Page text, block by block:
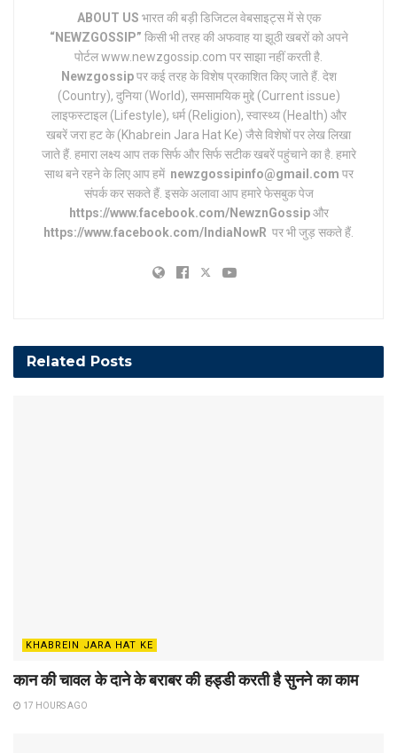
ABOUT US भारत की बड़ी डिजिटल वेबसाइट्स में से एक
“NEWZGOSSIP” किसी भी तरह की अफवाह या झूठी खबरों को अपने
पोर्टल www.newzgossip.com पर साझा नहीं करती है.
Newzgossipपर कई तरह के विशेष प्रकाशित किए जाते हैं. देश
(Country), दुनिया (World), समसामयिक मुद्दे (Current issue)
लाइफस्टाइल (Lifestyle), धर्म (Religion), स्वास्थ्य (Health) और
खबरें जरा हट के (Khabrein Jara Hat Ke) जैसे विशेषों पर लेख लिखा
जाते हैं. हमारा लक्ष्य आप तक सिर्फ और सिर्फ सटीक खबरें पहुंचाने का है. हमारे
साथ बने रहने के लिए आप हमें newzgossipinfo@gmail.com पर
संपर्क कर सकते हैं. इसके अलावा आप हमारे फेसबुक पेज
https://www.facebook.com/NewznGossipऔर
https://www.facebook.com/IndiaNowR पर भी जुड़ सकते हैं.
Related Posts
KHABREIN JARA HAT KE
कान की चावल के दाने के बराबर की हड्डी करती है सुनने का काम
17 HOURS AGO